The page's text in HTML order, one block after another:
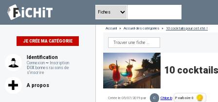
JE CRÉE MA CATÉGORIE
Identification
Connexion ~ Inscription
DIX bonnes raisons de
s'inscrire
A propos
Accueil » Accueil des catégories » 10 cocktails pour cet été !
10
Créée le 05/07/2019 par C Chloe.b Pourboire 0